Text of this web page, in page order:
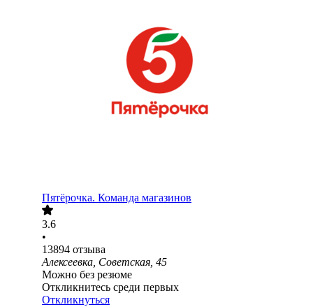
Пятёрочка. Команда магазинов
3.6
•
13894 отзыва
Алексеевка, Советская, 45
Можно без резюме
Откликнитесь среди первых
Откликнуться